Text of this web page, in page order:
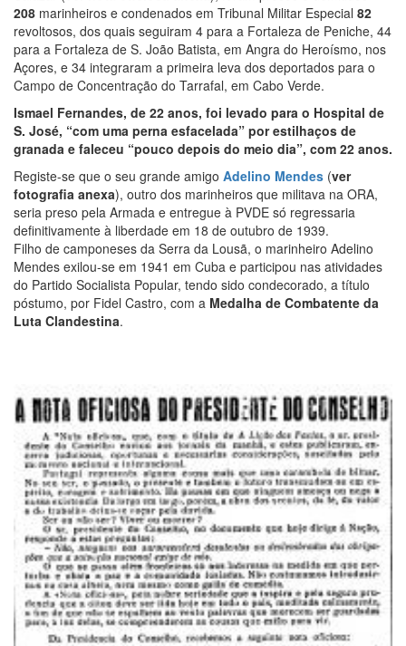
208 marinheiros e condenados em Tribunal Militar Especial 82
revoltosos, dos quais seguiram 4 para a Fortaleza de Peniche, 44
para a Fortaleza de S. João Batista, em Angra do Heroísmo, nos
Açores, e 34 integraram a primeira leva dos deportados para o
Campo de Concentração do Tarrafal, em Cabo Verde.
Ismael Fernandes, de 22 anos, foi levado para o Hospital de
S. José, “com uma perna esfacelada” por estilhaços de
granada e faleceu “pouco depois do meio dia”, com 22 anos.
Registe-se que o seu grande amigo Adelino Mendes (ver
fotografia anexa), outro dos marinheiros que militava na ORA,
seria preso pela Armada e entregue à PVDE só regressaria
definitivamente à liberdade em 18 de outubro de 1939.
Filho de camponeses da Serra da Lousã, o marinheiro Adelino
Mendes exilou-se em 1941 em Cuba e participou nas atividades
do Partido Socialista Popular, tendo sido condecorado, a título
póstumo, por Fidel Castro, com a Medalha de Combatente da
Luta Clandestina.